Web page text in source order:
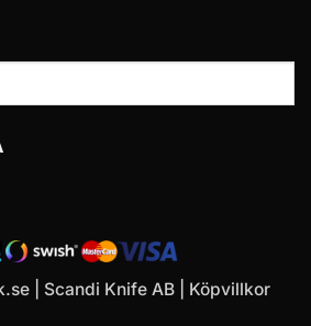
| Scandi Knife AB | Köpvillkor